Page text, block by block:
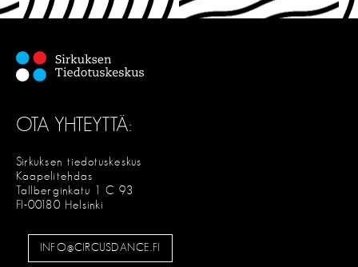
OTA YHTEYTTÄ:
Sirkuksen tiedotuskeskus
Kaapelitehdas
Tallberginkatu 1 C 93
FI-00180 Helsinki
INFO@CIRCUSDANCE.FI